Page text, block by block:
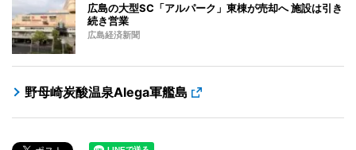
広島の大型SC「アルパーク」東棟が売却へ 施設は引き
続き営業
広島経済新聞
野母崎炭酸温泉Alega軍艦島